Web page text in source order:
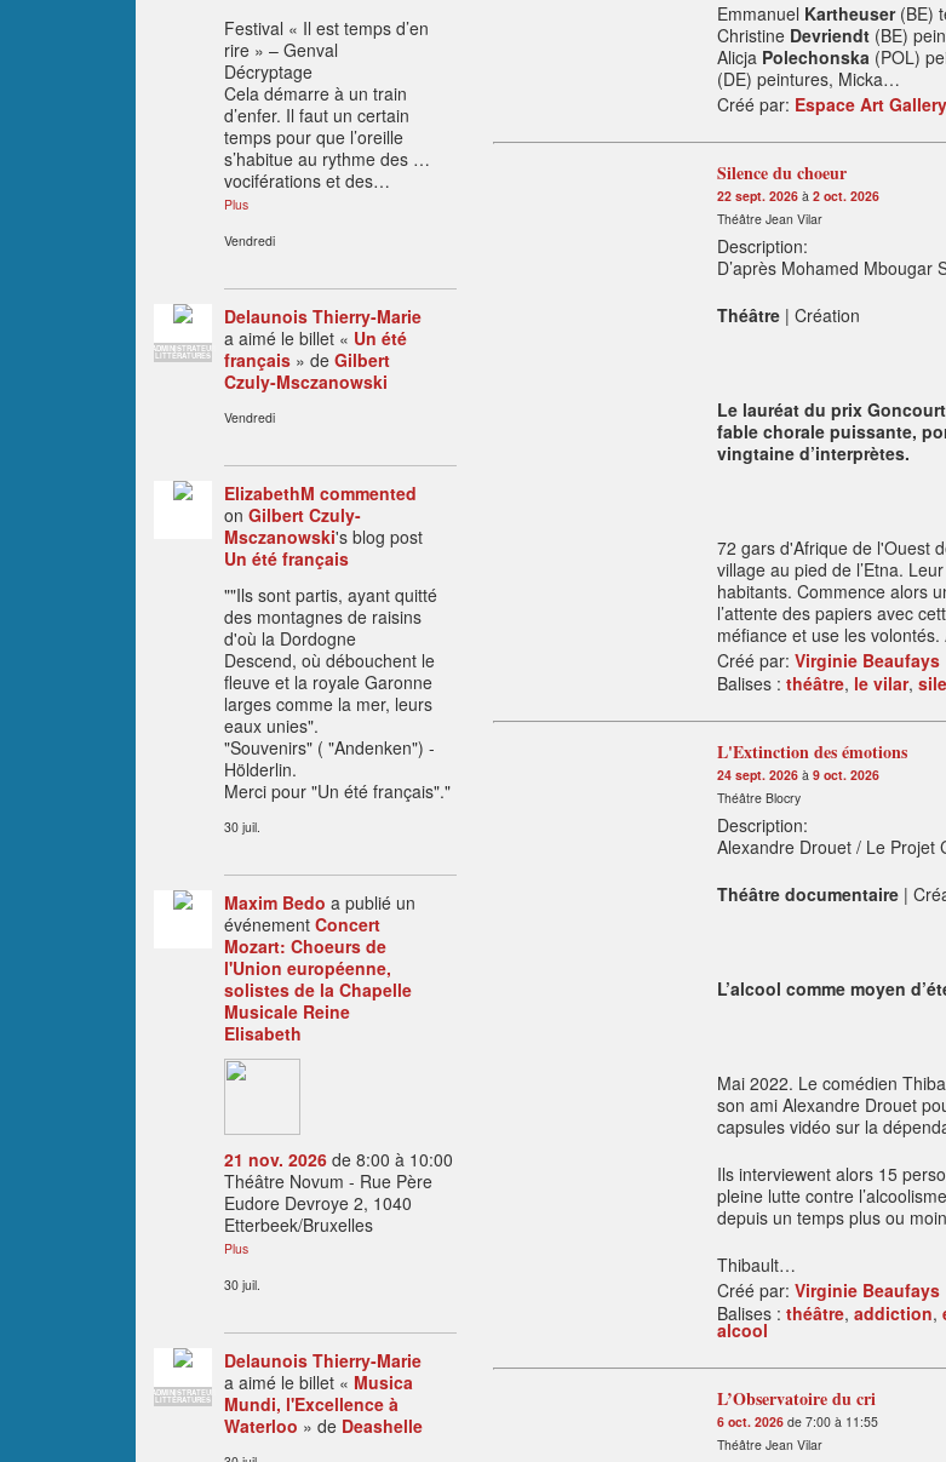
Emmanuel Kartheuser(BE)
Christine Devriendt(BE)
Alicja Polechonska(POL)
(DE) peintures, Micka…
Créé par: Espace Art Gallery
Silence du choeur
22 sept. 2026à 2 oct. 2026
Théâtre Jean Vilar
Description:
D’après Mohamed Mbougar
Théâtre| Création
Le lauréat du prix
fable chorale puissante,
vingtaine d’interprètes.
72 gars d'Afrique de l'Ouest
village au pied de l’Etna.
habitants. Commence alors
l’attente des papiers avec
méfiance et use les
Créé par: Virginie Beaufays
Balises : théâtre, le vilar,
L'Extinction des émotions
24 sept. 2026à 9 oct. 2026
Théâtre Blocry
Description:
Alexandre Drouet / Le Projet
Théâtre documentaire|
L’alcool comme moyen
Mai 2022. Le comédien
son ami Alexandre Drouet
capsules vidéo sur la
Ils interviewent alors 15
pleine lutte contre
depuis un temps plus ou
Thibault…
Créé par: Virginie Beaufays
Balises : théâtre, addiction,
alcool
L’Observatoire du cri
6 oct. 2026de 7:00 à 11:55
Théâtre Jean Vilar
Festival « Il est temps d’en
rire » – Genval
Décryptage
Cela démarre à un train
d’enfer. Il faut un certain
temps pour que l’oreille
s’habitue au rythme des …
vociférations et des…
Plus
Vendredi
ADMINISTRATEUR
LITTÉRATURES
Delaunois Thierry-Marie
a aimé le billet « Un été
français » de Gilbert
Czuly-Msczanowski
Vendredi
ElizabethM commented
on Gilbert Czuly-
Msczanowski's blog post
Un été français
""Ils sont partis, ayant quitté
des montagnes de raisins
d'où la Dordogne
Descend, où débouchent le
fleuve et la royale Garonne
larges comme la mer, leurs
eaux unies".
"Souvenirs" ( "Andenken") -
Hölderlin.
Merci pour "Un été français"."
30 juil.
Maxim Bedo a publié un
événement Concert
Mozart: Choeurs de
l'Union européenne,
solistes de la Chapelle
Musicale Reine
Elisabeth
21 nov. 2026 de 8:00 à 10:00
Théâtre Novum - Rue Père
Eudore Devroye 2, 1040
Etterbeek/Bruxelles
Plus
30 juil.
ADMINISTRATEUR
LITTÉRATURES
Delaunois Thierry-Marie
a aimé le billet « Musica
Mundi, l'Excellence à
Waterloo » de Deashelle